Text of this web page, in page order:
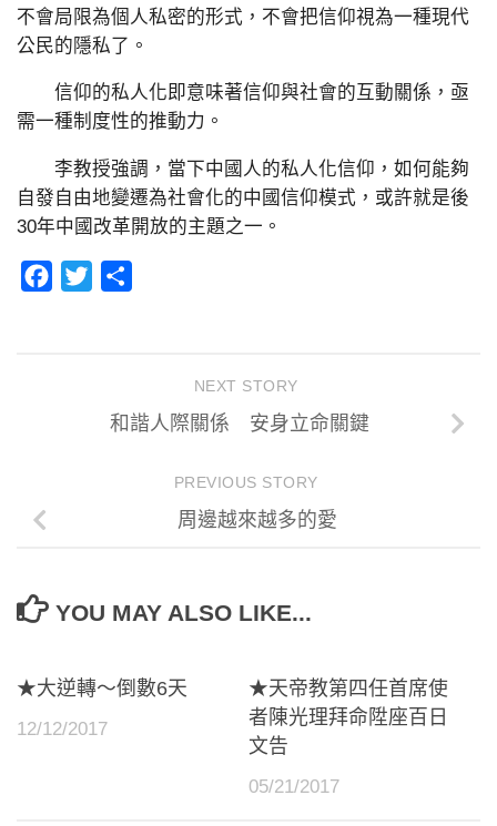
不會局限為個人私密的形式，不會把信仰視為一種現代
公民的隱私了。
信仰的私人化即意味著信仰與社會的互動關係，亟
需一種制度性的推動力。
李教授強調，當下中國人的私人化信仰，如何能夠
自發自由地變遷為社會化的中國信仰模式，或許就是後
30年中國改革開放的主題之一。
Facebook
Twitter
NEXT STORY
和諧人際關係 安身立命關鍵
PREVIOUS STORY
周邊越來越多的愛
YOU MAY ALSO LIKE...
★大逆轉～倒數6天
12/12/2017
★天帝教第四任首席使
者陳光理拜命陞座百日
文告
05/21/2017